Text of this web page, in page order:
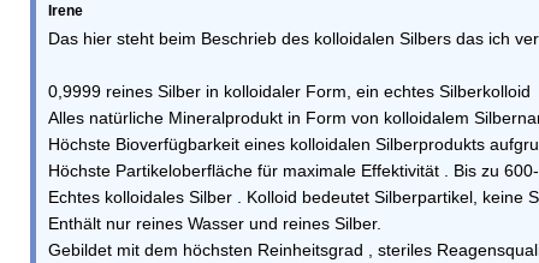
Irene
Das hier steht beim Beschrieb des kolloidalen Silbers das ich
0,9999 reines Silber in kolloidaler Form, ein echtes Silberkolloid
Alles natürliche Mineralprodukt in Form von kolloidalem
Höchste Bioverfügbarkeit eines kolloidalen Silberprodukts
Höchste Partikeloberfläche für maximale Effektivität . Bis zu
Echtes kolloidales Silber . Kolloid bedeutet Silberpartikel, keine
Enthält nur reines Wasser und reines Silber.
Gebildet mit dem höchsten Reinheitsgrad , steriles